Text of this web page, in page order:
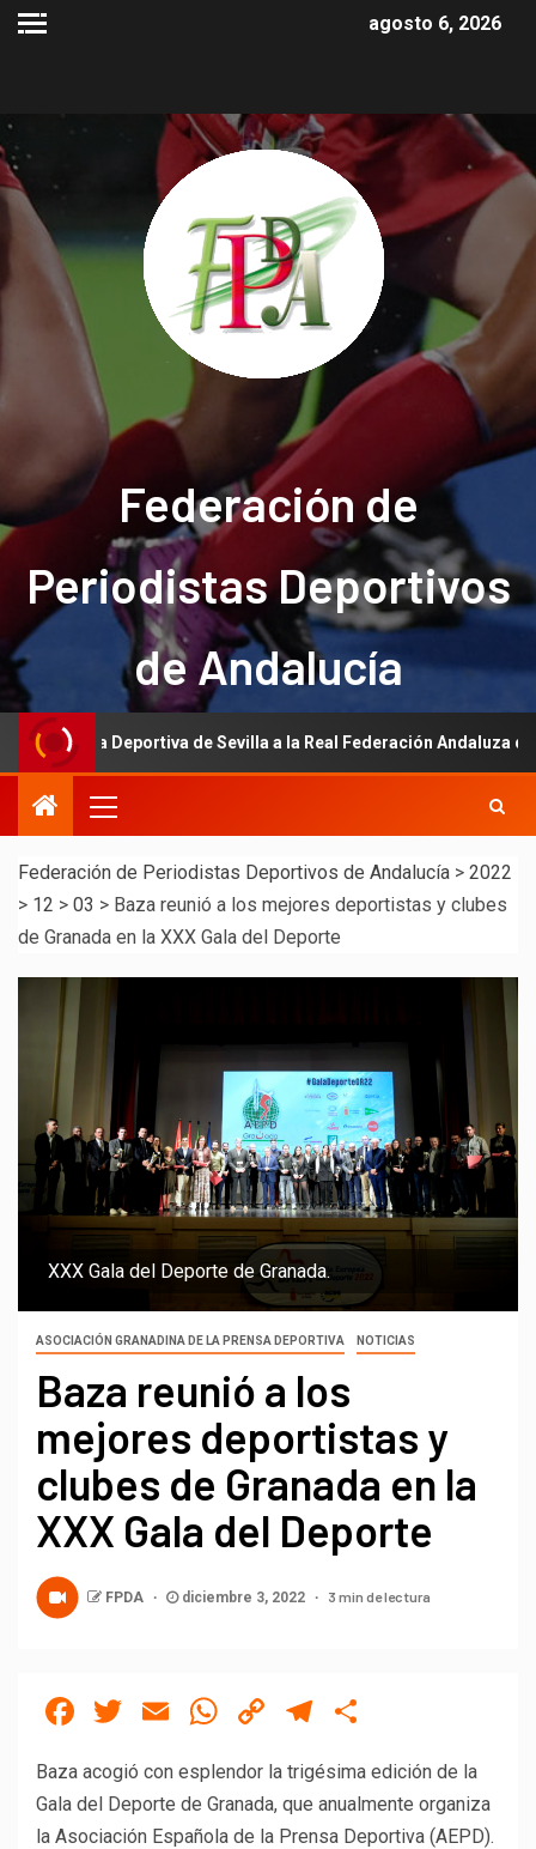
agosto 6, 2026
Federación de
Periodistas Deportivos
de Andalucía
Deportiva de Sevilla a la Real Federación Andaluza de Fútbol
Federación de Periodistas Deportivos de Andalucía > 2022
> 12 > 03 > Baza reunió a los mejores deportistas y clubes
de Granada en la XXX Gala del Deporte
XXX Gala del Deporte de Granada.
ASOCIACIÓN GRANADINA DE LA PRENSA DEPORTIVA NOTICIAS
Baza reunió a los
mejores deportistas y
clubes de Granada en la
XXX Gala del Deporte
FPDA diciembre 3, 2022 3 min de lectura
Facebook
Twitter
EmailWhatsApp
CopyTelegram
Baza acogió con esplendor la trigésima edición de la
Gala del Deporte de Granada, que anualmente organiza
la Asociación Española de la Prensa Deportiva (AEPD).